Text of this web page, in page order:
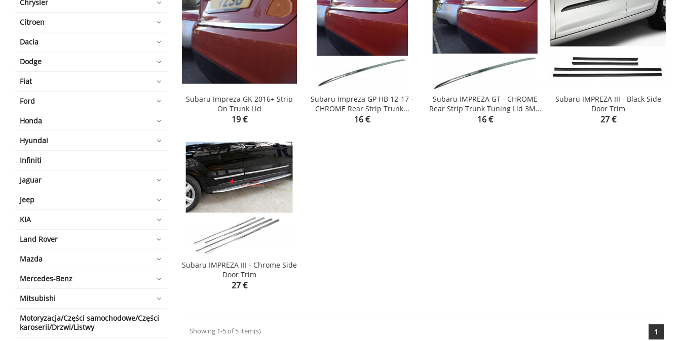
Chrysler
Citroen
Dacia
Dodge
Fiat
Ford
Honda
Hyundai
Infiniti
Jaguar
Jeep
KIA
Land Rover
Mazda
Mercedes-Benz
Mitsubishi
Motoryzacja/Części samochodowe/Części
karoserii/Drzwi/Listwy
Subaru Impreza GK 2016+ Strip
On Trunk Lid
Price
19 €
Subaru Impreza GP HB 12-17 -
CHROME Rear Strip Trunk...
Price
16 €
Subaru IMPREZA GT - CHROME
Rear Strip Trunk Tuning Lid 3M...
Price
16 €
Subaru IMPREZA III - Black Side
Door Trim
Price
27 €
Subaru IMPREZA III - Chrome Side
Door Trim
Price
27 €
Showing 1-5 of 5 item(s) 1